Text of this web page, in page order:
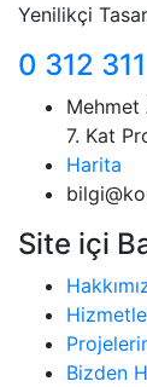
Yenilikçi
0 312
7. Kat
Harita
Site içi
Bizden